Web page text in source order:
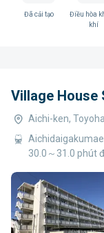
Đã cải tạo
Điều hòa
khí
Village House
Aichi-ken,
30.0～31.0 phút